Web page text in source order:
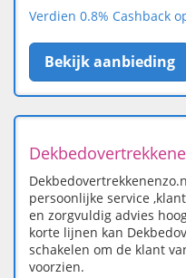
Verdien 0.8% Cashback
Bekijk aanbieding
persoonlijke service
en zorgvuldig advies
korte lijnen kan
schakelen om de klant
voorzien.